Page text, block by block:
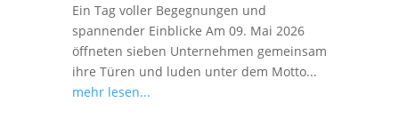
Ein Tag voller Begegnungen und
spannender Einblicke Am 09. Mai 2026
öffneten sieben Unternehmen gemeinsam
ihre Türen und luden unter dem Motto...
mehr lesen...